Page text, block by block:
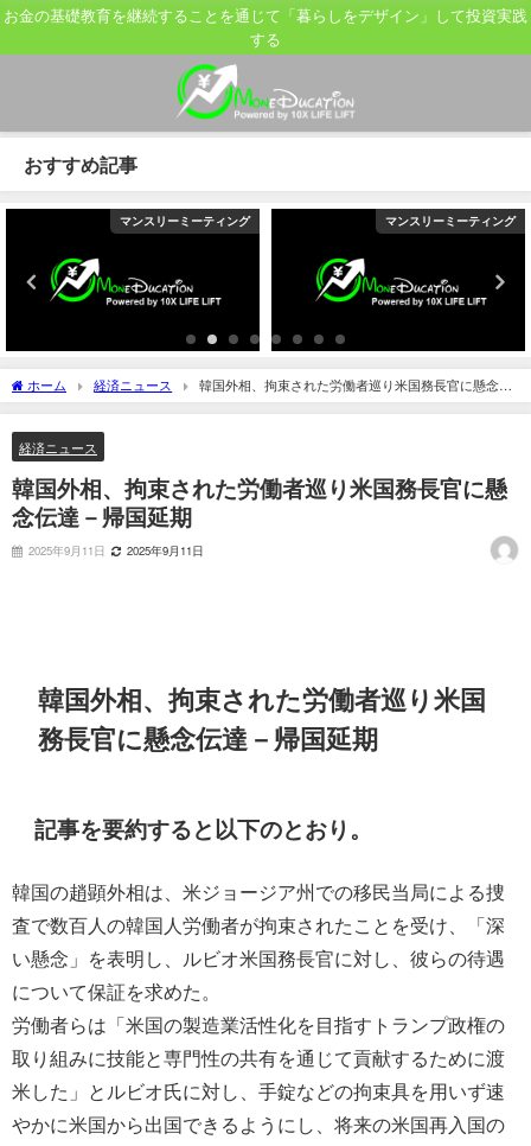
お金の基礎教育を継続することを通じて「暮らしをデザイン」して投資実践
する
おすすめ記事
マンスリーミーティング マンスリーミーティング
ホーム 経済ニュース
韓国外相、拘束された労働者巡り米国務長官に懸念伝
達－帰国延期
経済ニュース
韓国外相、拘束された労働者巡り米国務長官に懸
念伝達－帰国延期
2025年9月11日 2025年9月11日
韓国外相、拘束された労働者巡り米国
務長官に懸念伝達－帰国延期
記事を要約すると以下のとおり。
韓国の趙顕外相は、米ジョージア州での移民当局による捜
査で数百人の韓国人労働者が拘束されたことを受け、「深
い懸念」を表明し、ルビオ米国務長官に対し、彼らの待遇
について保証を求めた。
労働者らは「米国の製造業活性化を目指すトランプ政権の
取り組みに技能と専門性の共有を通じて貢献するために渡
米した」とルビオ氏に対し、手錠などの拘束具を用いず速
やかに米国から出国できるようにし、将来の米国再入国の